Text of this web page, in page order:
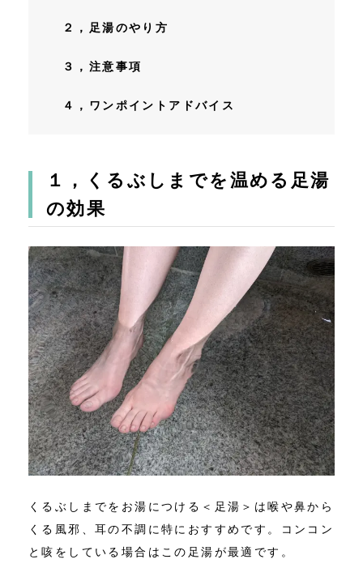
２，足湯のやり方
３，注意事項
４，ワンポイントアドバイス
１，くるぶしまでを温める足湯
の効果
くるぶしまでをお湯につける＜足湯＞は喉や鼻から
くる風邪、耳の不調に特におすすめです。コンコン
と咳をしている場合はこの足湯が最適です。